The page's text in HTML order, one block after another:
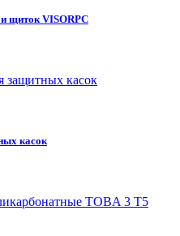
щиток VISORPC
касок